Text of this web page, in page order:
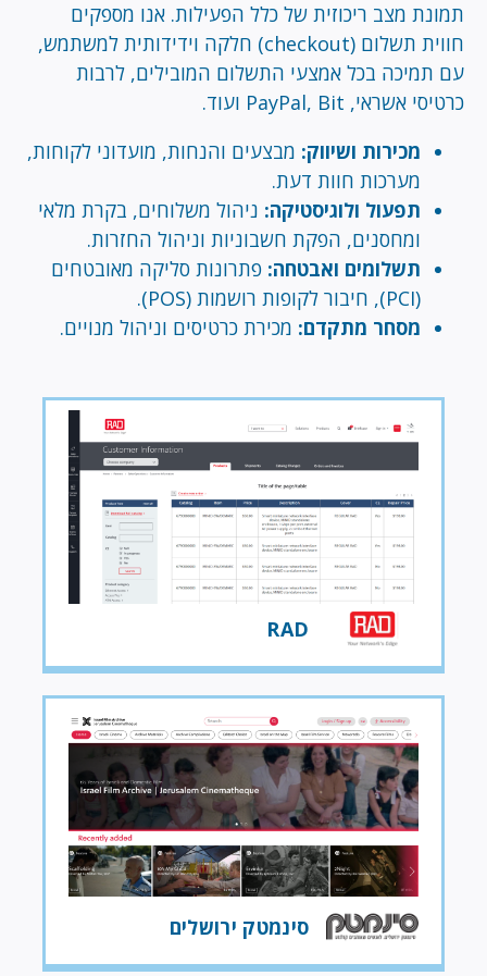
תמונת מצב ריכוזית של כלל הפעילות. אנו מספקים
חווית תשלום (checkout) חלקה וידידותית למשתמש,
עם תמיכה בכל אמצעי התשלום המובילים, לרבות
כרטיסי אשראי, PayPal, Bit ועוד.
מכירות ושיווק: מבצעים והנחות, מועדוני לקוחות,
מערכות חוות דעת.
תפעול ולוגיסטיקה: ניהול משלוחים, בקרת מלאי
ומחסנים, הפקת חשבוניות וניהול החזרות.
תשלומים ואבטחה: פתרונות סליקה מאובטחים
(PCI), חיבור לקופות רושמות (POS).
מסחר מתקדם: מכירת כרטיסים וניהול מנויים.
RAD
סינמטק ירושלים